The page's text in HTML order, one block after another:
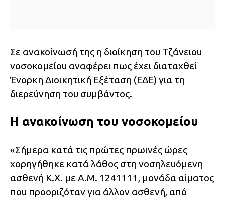
Σε ανακοίνωσή της η διοίκηση του Τζάνειου
νοσοκομείου αναφέρει πως έχει διαταχθεί
Ένορκη Διοικητική Εξέταση (ΕΔΕ) για τη
διερεύνηση του συμβάντος.
Η ανακοίνωση του νοσοκομείου
«Σήμερα κατά τις πρώτες πρωινές ώρες
χορηγήθηκε κατά λάθος στη νοσηλευόμενη
ασθενή Κ.Χ. με Α.Μ. 1241111, μονάδα αίματος
που προοριζόταν για άλλον ασθενή, από